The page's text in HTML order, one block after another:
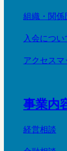
組織・関係
入会につい
アクセスマ
事業内
経営相談